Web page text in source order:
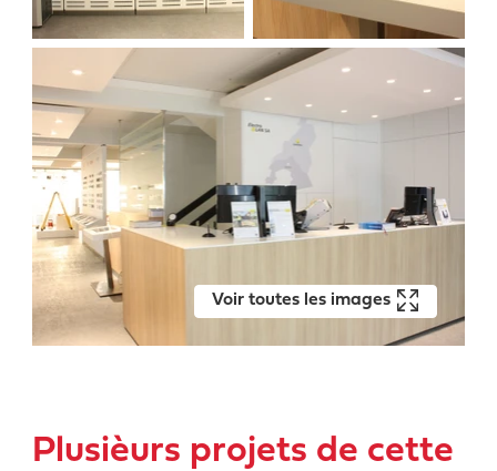
Voir toutes les images
Plusièurs projets de cette